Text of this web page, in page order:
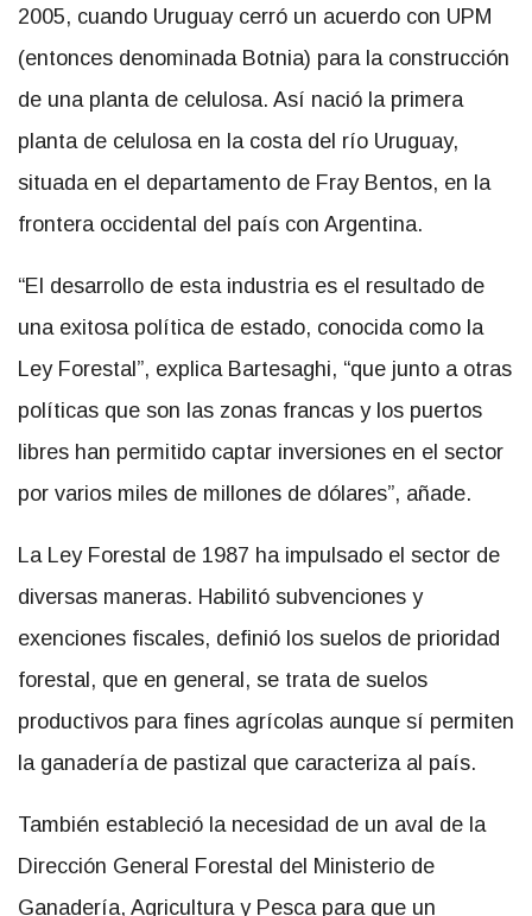
2005, cuando Uruguay cerró un acuerdo con UPM
(entonces denominada Botnia) para la construcción
de una planta de celulosa. Así nació la primera
planta de celulosa en la costa del río Uruguay,
situada en el departamento de Fray Bentos, en la
frontera occidental del país con Argentina.
“El desarrollo de esta industria es el resultado de
una exitosa política de estado, conocida como la
Ley Forestal”, explica Bartesaghi, “que junto a otras
políticas que son las zonas francas y los puertos
libres han permitido captar inversiones en el sector
por varios miles de millones de dólares”, añade.
La Ley Forestal de 1987 ha impulsado el sector de
diversas maneras. Habilitó subvenciones y
exenciones fiscales, definió los suelos de prioridad
forestal, que en general, se trata de suelos
productivos para fines agrícolas aunque sí permiten
la ganadería de pastizal que caracteriza al país.
También estableció la necesidad de un aval de la
Dirección General Forestal del Ministerio de
Ganadería, Agricultura y Pesca para que un